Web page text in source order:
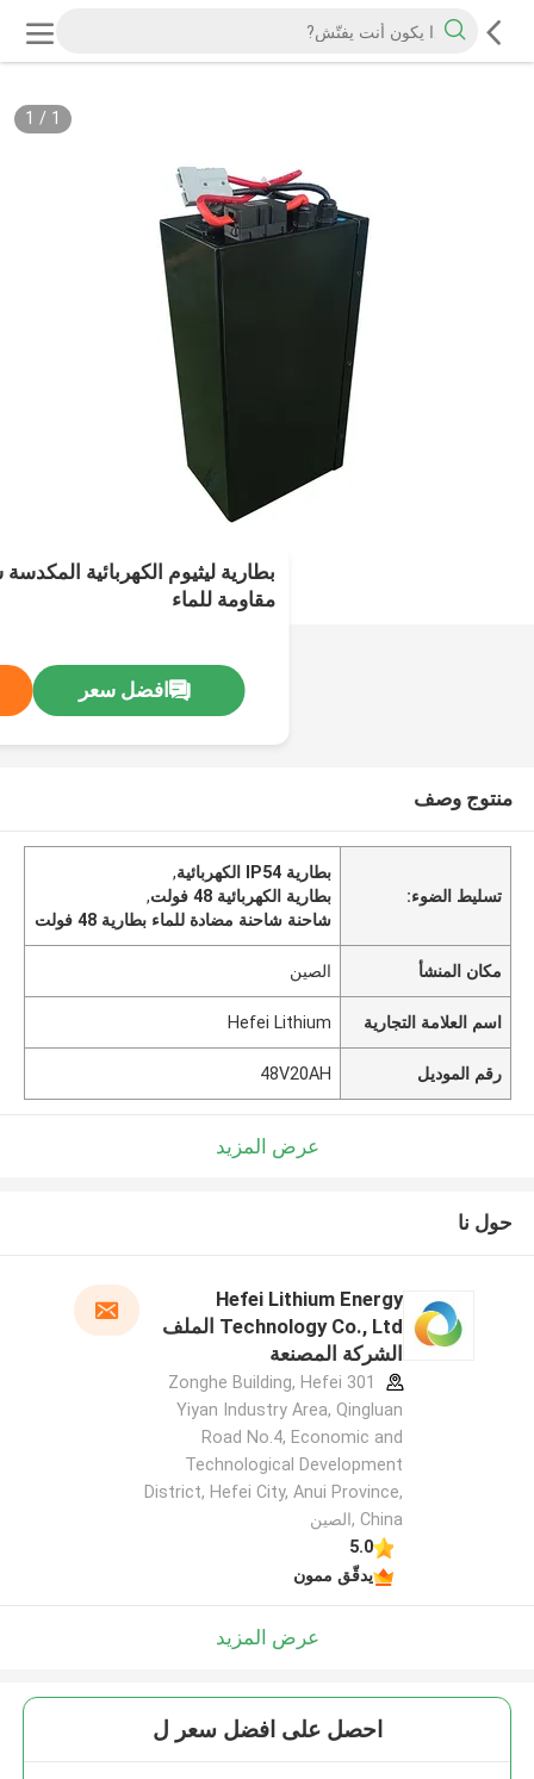
1
/
1
مقاومة للماء
افضل سعر
منتوج وصف
تسليط الضوء:
بطارية IP54 الكهربائية
,
بطارية الكهربائية 48 فولت
,
شاحنة شاحنة مضادة للماء بطارية 48 فولت
مكان المنشأ الصين
اسم العلامة التجارية Hefei Lithium
رقم الموديل 48V20AH
عرض المزيد
حول نا
Hefei Lithium Energy
Technology Co., Ltd الملف
الشركة المصنعة
301 Zonghe Building, Hefei
Yiyan Industry Area, Qingluan
Road No.4, Economic and
Technological Development
District, Hefei City, Anui Province,
China ,الصين
5.0
يدقّق ممون
عرض المزيد
احصل على افضل سعر ل